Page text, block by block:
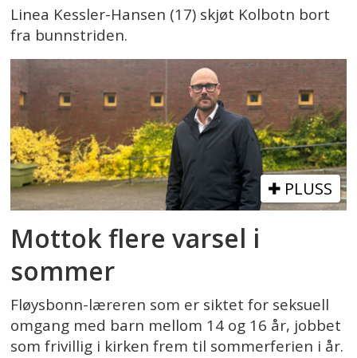
Linea Kessler-Hansen (17) skjøt Kolbotn bort
fra bunnstriden.
PLUSS
Mottok flere varsel i
sommer
Fløysbonn-læreren som er siktet for seksuell
omgang med barn mellom 14 og 16 år, jobbet
som frivillig i kirken frem til sommerferien i år.